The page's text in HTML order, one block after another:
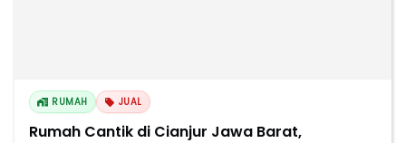
RUMAH JUAL
Rumah Cantik di Cianjur Jawa Barat,